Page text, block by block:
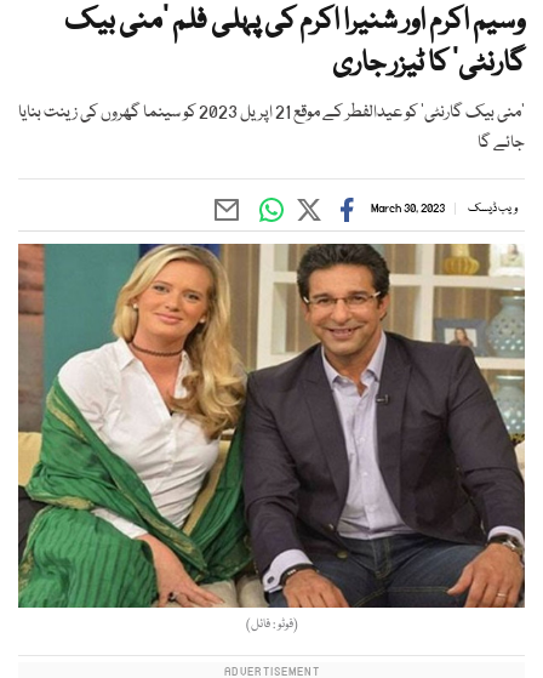
وسیم اکرم اور شنیرا اکرم کی پہلی فلم ’منی بیک
گارنٹی‘ کا ٹیزر جاری
’منی بیک گارنٹی‘ کو عیدالفطر کے موقع 21 اپریل 2023 کو سینما گھروں کی زینت بنایا
جائے گا
ویب ڈیسک March 30, 2023
(فوٹو : فائل)